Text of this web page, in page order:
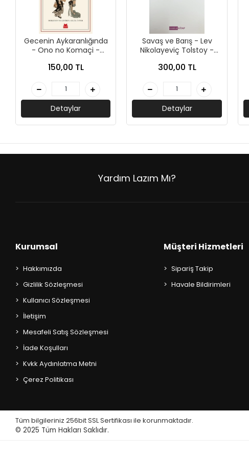
AKIL OYUNLARI + PUZZLE
CEP KİTAPLARI
SÖZLÜK ÇEŞİTLERİ +
KUR'AN-I KERİM - YASİN-İ ŞERİF
KONUŞMA KLAVUZLARI
Gecenin Aykaranlığında
- Ono no Komaçi -
150,00 TL
Detaylar
Savaş ve Barış - Lev
Nikolayeviç Tolstoy -
300,00 TL
Detaylar
Yardım Lazım Mı?
Kurumsal
Hakkımızda
Gizlilik Sözleşmesi
Kullanıcı Sözleşmesi
İletişim
Mesafeli Satış Sözleşmesi
İade Koşulları
Kvkk Aydınlatma Metni
Çerez Politikası
Müşteri Hizmetleri
Sipariş Takip
Havale Bildirimleri
Tüm bilgileriniz 256bit SSL Sertifikası ile korunmaktadır.
© 2025 Tüm Hakları Saklıdır.